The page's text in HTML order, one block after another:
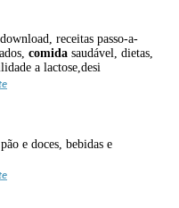
receitas passo-a-
comida saudável, dietas,
a lactose,desi
e doces, bebidas e